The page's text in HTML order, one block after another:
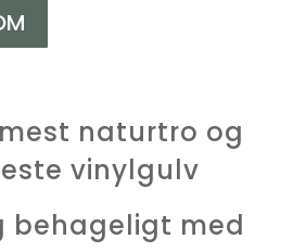
naturtro og
vinylgulv
behageligt med